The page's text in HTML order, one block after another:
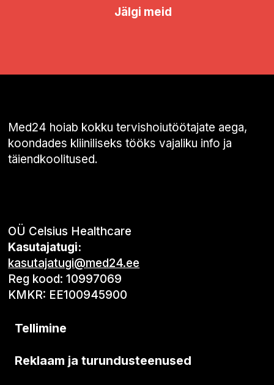
Jälgi meid
Med24 hoiab kokku tervishoiutöötajate aega,
koondades kliiniliseks tööks vajaliku info ja
täiendkoolitused.
OÜ Celsius Healthcare
Kasutajatugi:
kasutajatugi@med24.ee
Reg kood: 10997069
KMKR: EE100945900
Tellimine
Reklaam ja turundusteenused